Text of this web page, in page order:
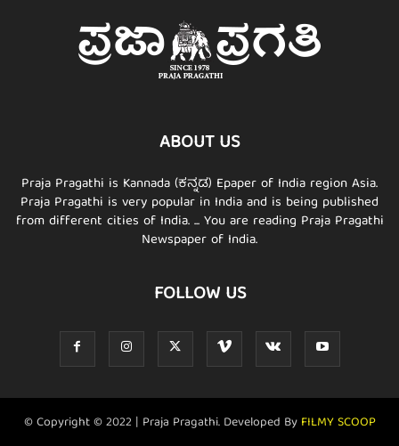
ABOUT US
Praja Pragathi is Kannada (ಕನ್ನಡ) Epaper of India region Asia.
Praja Pragathi is very popular in India and is being published
from different cities of India. ... You are reading Praja Pragathi
Newspaper of India.
FOLLOW US
© Copyright © 2022 | Praja Pragathi. Developed By FILMY SCOOP